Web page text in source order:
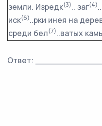
земли. Изредк(3).. заг(4)
иск(6)..рки инея на
среди бел(7)..ватых
Ответ: